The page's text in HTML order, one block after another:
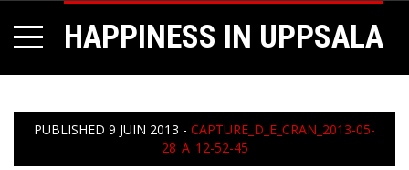
HAPPINESS IN UPPSALA
PUBLISHED 9 JUIN 2013 - CAPTURE_D_E_CRAN_2013-05-
28_A_12-52-45